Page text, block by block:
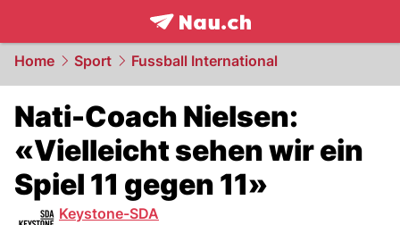
frontpage.NAU.ch
Home Sport Fussball International
Nati-Coach Nielsen:
«Vielleicht sehen wir ein
Spiel 11 gegen 11»
Keystone-SDA